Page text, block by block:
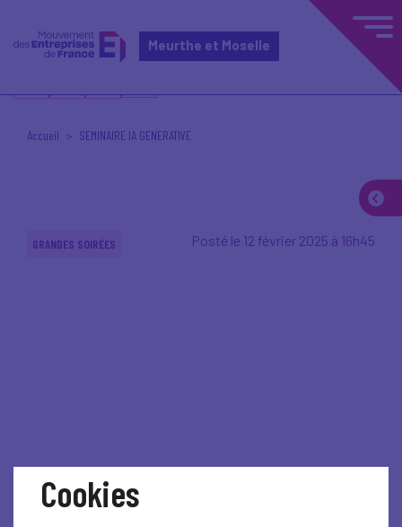
Meurthe et Moselle
Accueil SEMINAIRE IA GENERATIVE
GRANDES SOIRÉES Posté le 12 février 2025 à 16h45
Cookies